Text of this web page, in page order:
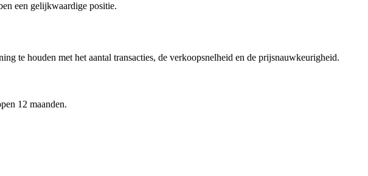
een gelijkwaardige positie.
te houden met het aantal transacties, de verkoopsnelheid en de prijsnauwkeurigheid.
12 maanden.